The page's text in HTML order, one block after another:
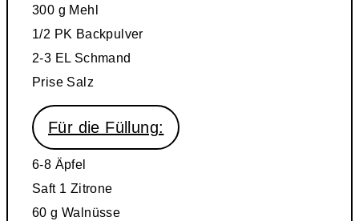
300 g Mehl
1/2 PK Backpulver
2-3 EL Schmand
Prise Salz
Für die Füllung:
6-8 Äpfel
Saft 1 Zitrone
60 g Walnüsse